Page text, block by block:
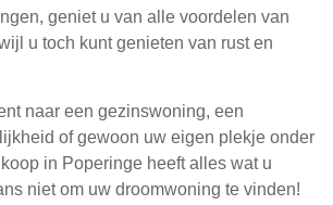
geniet u van alle voordelen van
u toch kunt genieten van rust en
naar een gezinswoning, een
of gewoon uw eigen plekje onder
in Poperinge heeft alles wat u
niet om uw droomwoning te vinden!